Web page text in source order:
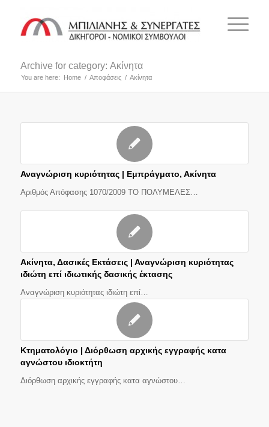
Archive for category: Ακίνητα
You are here: Home / Αποφάσεις / Ακίνητα
Αναγνώριση κυριότητας | Εμπράγματο, Ακίνητα
Αριθμός Απόφασης 1070/2009 ΤΟ ΠΟΛΥΜΕΛΕΣ…
Ακίνητα, Δασικές Εκτάσεις | Αναγνώριση κυριότητας
ιδιώτη επί ιδιωτικής δασικής έκτασης
Αναγνώριση κυριότητας ιδιώτη επί…
Κτηματολόγιο | Διόρθωση αρχικής εγγραφής κατα
αγνώστου ιδιοκτήτη
Διόρθωση αρχικής εγγραφής κατα αγνώστου…